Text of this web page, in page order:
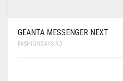
GEANTA MESSENGER NEXT
FASHIONDAYS.RO